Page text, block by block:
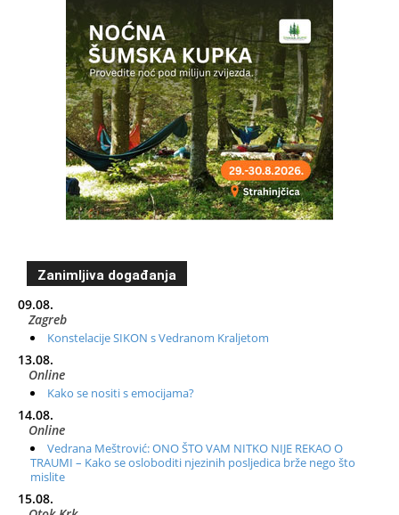
Zanimljiva događanja
09.08.
Zagreb
Konstelacije SIKON s Vedranom Kraljetom
13.08.
Online
Kako se nositi s emocijama?
14.08.
Online
Vedrana Meštrović: ONO ŠTO VAM NITKO NIJE REKAO O
TRAUMI – Kako se osloboditi njezinih posljedica brže nego što
mislite
15.08.